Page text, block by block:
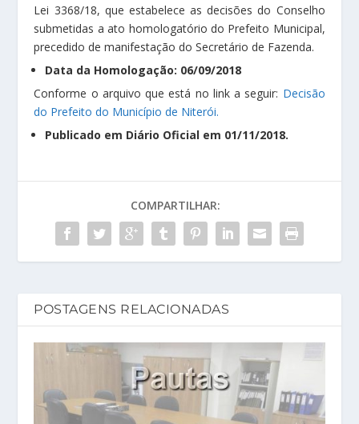
Lei 3368/18, que estabelece as decisões do Conselho
submetidas a ato homologatório do Prefeito Municipal,
precedido de manifestação do Secretário de Fazenda.
Data da Homologação: 06/09/2018
Conforme o arquivo que está no link a seguir: Decisão
do Prefeito do Município de Niterói.
Publicado em Diário Oficial em 01/11/2018.
COMPARTILHAR:
POSTAGENS RELACIONADAS